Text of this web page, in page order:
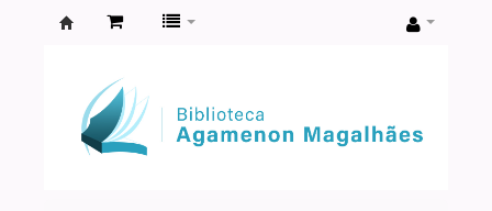
Agamenon
Magalhães